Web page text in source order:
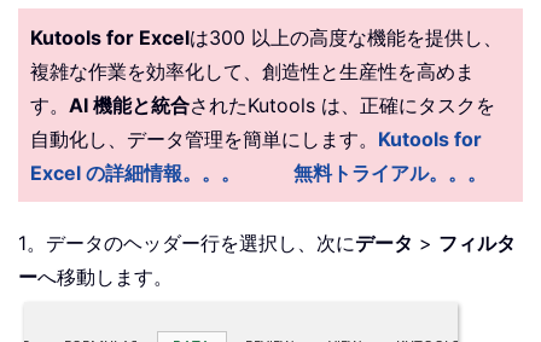
Kutools for Excelは300 以上の高度な機能を提供し、
複雑な作業を効率化して、創造性と生産性を高めま
す。 AI 機能と統合されたKutools は、正確にタスクを
自動化し、データ管理を簡単にします。 Kutools for
Excel の詳細情報。。。
無料トライアル。。。
1。データのヘッダー行を選択し、次にデータ > フィルタ
ーへ移動します。